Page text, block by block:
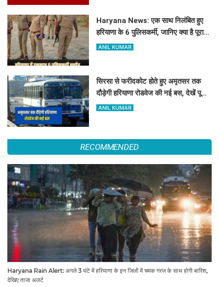
Haryana News: एक साथ निलंबित हुए
हरियाणा के 6 पुलिसकर्मी, जानिए क्या है पूरा
मामला
ANIL KUMAR
सिरसा से फरीदकोट होते हुए अमृतसर तक
दौड़ेगी हरियाणा रोडवेज की नई बस, देखें पूरा
रूट और टाइम टेबल
ANIL KUMAR
RECOMMENDED
Haryana Rain Alert: अगले 3 घंटे में हरियाणा के इन जिलों में चमक गरज के साथ होगी बारिश,
देखिए ताजा अलर्ट